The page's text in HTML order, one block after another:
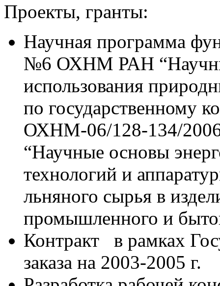
Проекты, гранты:
Научная программа
№6 ОХНМ РАН
использования
по государственному
ОХНМ-06/128-134/
“Научные основы
технологий и
льняного сырья в
промышленного и
Контракт в рамках
заказа на 2003-2005 г.